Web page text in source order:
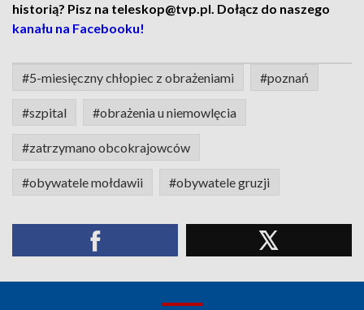
historią? Pisz na teleskop@tvp.pl. Dołącz do naszego
kanału na Facebooku!
#5-miesięczny chłopiec z obrażeniami #poznań
#szpital #obrażenia u niemowlęcia
#zatrzymano obcokrajowców
#obywatele mołdawii #obywatele gruzji